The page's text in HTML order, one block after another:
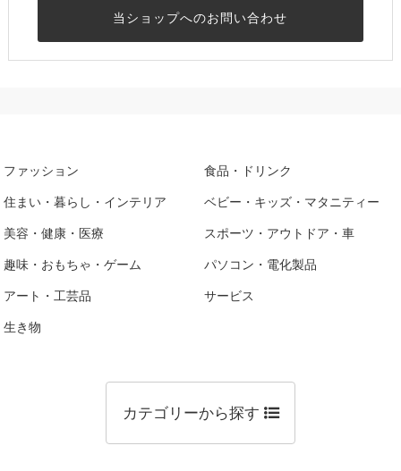
当ショップへのお問い合わせ
ファッション 食品・ドリンク
住まい・暮らし・インテリア ベビー・キッズ・マタニティー
美容・健康・医療 スポーツ・アウトドア・車
趣味・おもちゃ・ゲーム パソコン・電化製品
アート・工芸品 サービス
生き物
カテゴリーから探す